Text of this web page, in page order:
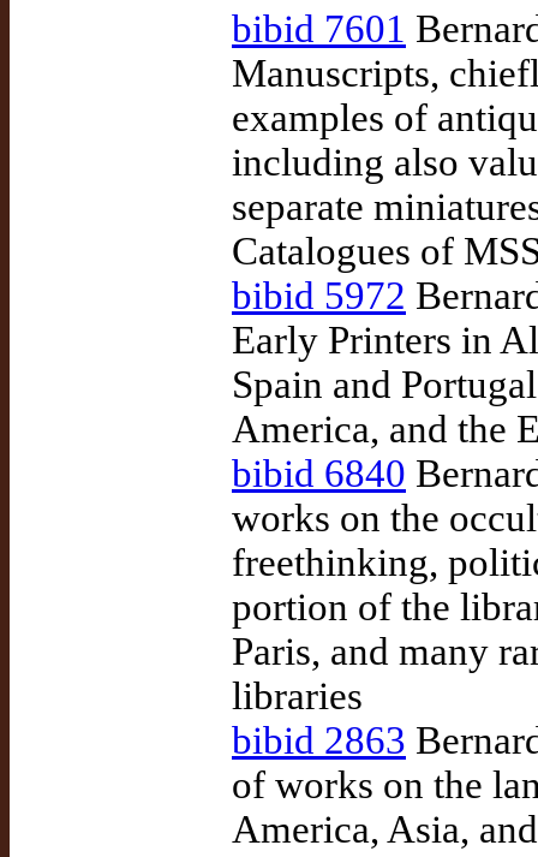
bibid 7601
Manuscripts,
examples of
including also
separate
Catalogues of
bibid 5972
Early Printers in
Spain and
America, and the
bibid 6840
works on the
freethinking,
portion of the
Paris, and many
libraries
bibid 2863
of works on the
America, Asia,